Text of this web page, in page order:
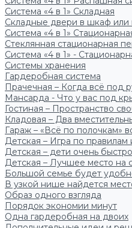
Система «4 в 1» Складная
Складные двери в шкаф
Система «4 в 1»
Стеклянная стационарная
Система «4 в 1» -
Системы хранения
Гардеробная система
Прачечная – Когда всё под
Мансарда - Что у вас под
Гостиная – Пространство
Кладовая – Два
Гараж – «Всё по полочкам»
Детская – Игра по правилам
Детская – дети очень
Детская – Лучшее место на
Большой семье будет
В узкой нише найдется
Образ одного взгляда
Порядок экономии минут
Одна гардеробная на двоих